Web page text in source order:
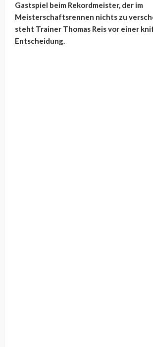
Gastspiel beim Rekordmeister, der im
Meisterschaftsrennen nichts zu
steht Trainer Thomas Reis vor einer
Entscheidung.